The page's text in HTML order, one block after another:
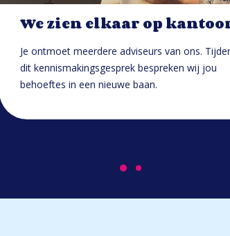
We zien elkaar op
Je ontmoet meerdere adviseurs van ons.
dit kennismakingsgesprek bespreken wij jou
behoeftes in een nieuwe baan.